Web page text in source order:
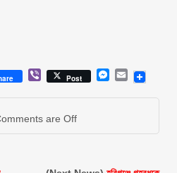
ViberPost Messenger
Email
are Off